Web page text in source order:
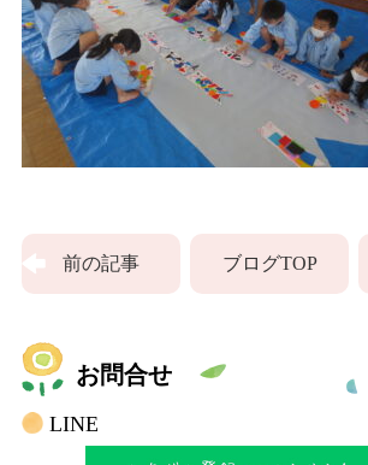
前の記事 ブログTOP
お問合せ
LINE